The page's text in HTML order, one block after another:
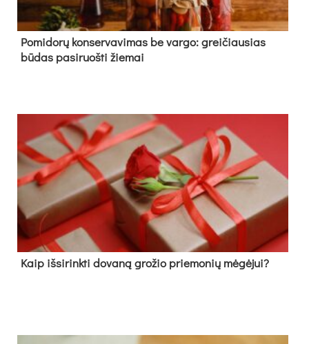
Pomidorų konservavimas be vargo: greičiausias
būdas pasiruošti žiemai
Kaip išsirinkti dovaną grožio priemonių mėgėjui?